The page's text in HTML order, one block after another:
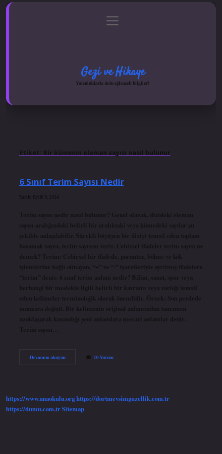
Gizlilik Politikası
menüyü
aç
Gezi ve Hikaye
Yolculuklarla dolu eğlenceli bilgiler!
Etiket: Bir kümenin eleman sayısı nasıl bulunur
6 Sınıf Terim Sayısı Nedir
Tarih: Eylül 9, 2024
Terim sayısı nedir nasıl bulunur? Genel olarak, dizideki eleman
sayısı aralığındaki belirli bir aralıktaki veya kümedeki sayılar şu
şekilde anlaşılabilir. Sürekli büyüyen bir diziyi temsil eden toplam
basamak sayısı, terim sayısını verir. Cebirsel ifadeler terim sayısı ne
demek? Terim: Cebirsel bir ifadede, parantez, bölme ve kök
işlemlerine bağlı olmayan, “+” ve “-” işaretleriyle ayrılmış ifadelere
“terim” denir. 6 sınıf terim anlam nedir? Bilim, sanat, spor veya
herhangi bir meslekle ilgili belirli bir kavramı veya varlığı temsil
eden kelimeler terminolojik olarak önemlidir. Örnek: Son perdede
manzara değişti. Bir kelimenin orijinal anlamından tamamen
uzaklaşarak kazandığı yeni anlamlara mecazi anlamlar denir.
Terim sayısı…
Devamını okuyun6
10 Yorum
https://www.anaokulu.orghttps://dortmevsimguzellik.com.tr
https://dumu.com.trSitemap